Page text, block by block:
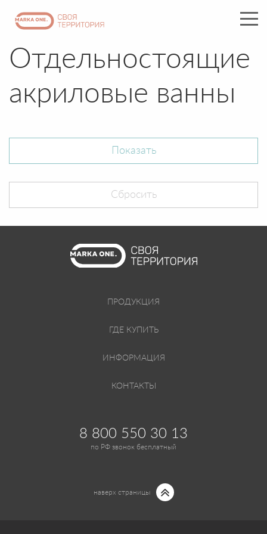
Отдельностоящие
акриловые ванны
ПРОДУКЦИЯ
ГДЕ КУПИТЬ
ИНФОРМАЦИЯ
КОНТАКТЫ
8 800 550 30 13
по РФ звонок бесплатный
наверх страницы